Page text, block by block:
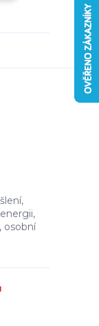
osobní